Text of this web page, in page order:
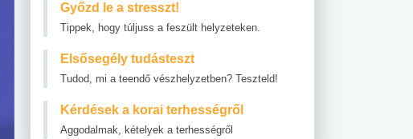
Győzd le a stresszt!
Tippek, hogy túljuss a feszült helyzeteken.
Elsősegély tudásteszt
Tudod, mi a teendő vészhelyzetben? Teszteld!
Kérdések a korai terhességről
Aggodalmak, kételyek a terhességről